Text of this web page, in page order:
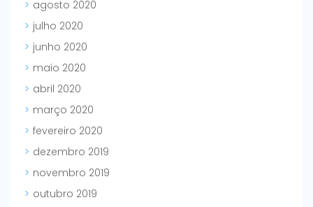
agosto 2020
julho 2020
junho 2020
maio 2020
abril 2020
março 2020
fevereiro 2020
dezembro 2019
novembro 2019
outubro 2019